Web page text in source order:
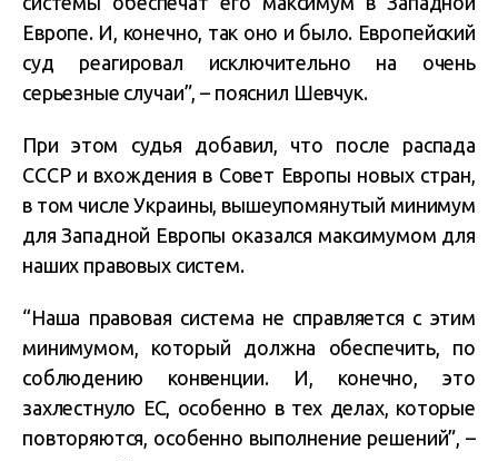
Европе. И, конечно, так оно и было. Европейский
суд реагировал исключительно на очень
серьезные случаи”, – пояснил Шевчук.
При этом судья добавил, что после распада
СССР и вхождения в Совет Европы новых стран,
в том числе Украины, вышеупомянутый минимум
для Западной Европы оказался максимумом для
наших правовых систем.
“Наша правовая система не справляется с этим
минимумом, который должна обеспечить, по
соблюдению конвенции. И, конечно, это
захлестнуло ЕС, особенно в тех делах, которые
повторяются, особенно выполнение решений”, –